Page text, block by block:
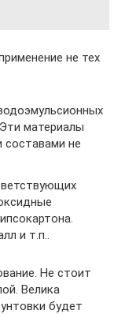
не тех
материалы
составами не
и т.п..
Не стоит
Велика
будет